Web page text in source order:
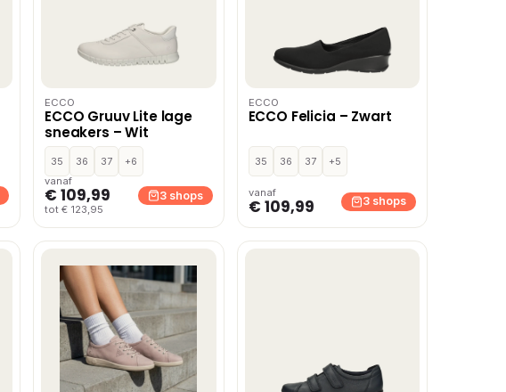
ECCO
ECCO Gruuv Lite lage
sneakers – Wit
35 36 37
+6
vanaf
€ 109,99
tot € 123,95
3 shops
ECCO
ECCO Felicia – Zwart
35 36 37 +5
vanaf
€ 109,99 3 shops